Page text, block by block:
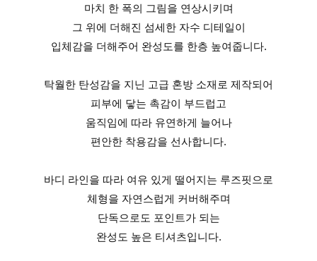
마치 한 폭의 그림을 연상시키며
그 위에 더해진 섬세한 자수 디테일이
입체감을 더해주어 완성도를 한층 높여줍니다.
탁월한 탄성감을 지닌 고급 혼방 소재로 제작되어
피부에 닿는 촉감이 부드럽고
움직임에 따라 유연하게 늘어나
편안한 착용감을 선사합니다.
바디 라인을 따라 여유 있게 떨어지는 루즈핏으로
체형을 자연스럽게 커버해주며
단독으로도 포인트가 되는